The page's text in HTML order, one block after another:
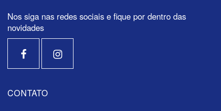
Nos siga nas redes sociais e fique por dentro das
novidades
CONTATO